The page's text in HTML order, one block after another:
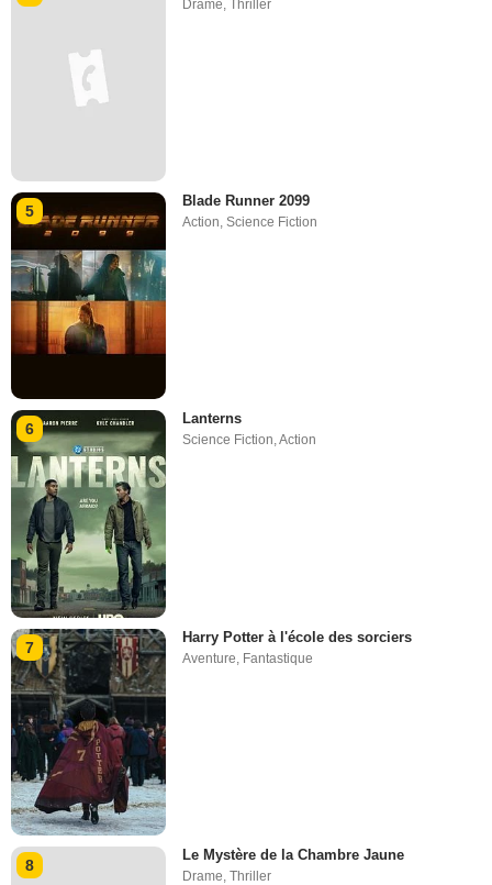
Drame ,Thriller
5
Blade Runner 2099
Action,Science Fiction
6
Lanterns
Science Fiction,Action
7
Harry Potter à l'école des sorciers
Aventure Fantastique
8
Le Mystère de la Chambre Jaune
Drame,Thriller